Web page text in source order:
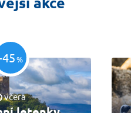
45%
včera